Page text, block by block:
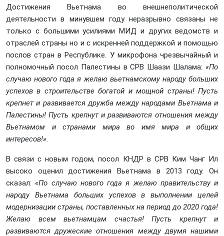
Достижения Вьетнама во внешнеполитической
деятельности в минувшем году неразрывно связаны не
только с большими усилиями МИД и других ведомств и
отраслей страны но и с искренней поддержкой и помощью
послов стран в Республике. У микрофона чрезвычайный и
полномочный посол Палестины в СРВ Шаази Шалама: «По
случаю нового года я желаю вьетнамскому народу больших
успехов в строительстве богатой и мощной страны! Пусть
крепнет и развивается дружба между народами Вьетнама и
Палестины! Пусть крепнут и развиваются отношения между
Вьетнамом и странами мира во имя мира и общих
интересов!».
В связи с новым годом, посол КНДР в СРВ Ким Чанг Ил
высоко оценил достижения Вьетнама в 2013 году. Он
сказал:«По случаю нового года я желаю правительству и
народу Вьетнама больших успехов в выполнении целей
модернизации страны, поставленных на период до 2020 года!
Желаю всем вьетнамцам счастья! Пусть крепнут и
развиваются дружеские отношения между двумя нашими